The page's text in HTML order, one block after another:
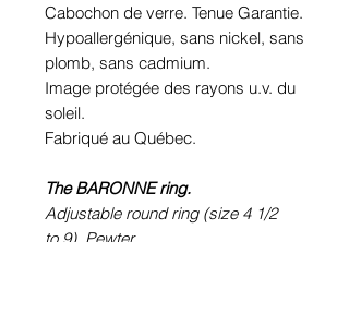
Cabochon de verre. Tenue Garantie.
Hypoallergénique, sans nickel, sans
plomb, sans cadmium.
Image protégée des rayons u.v. du
soleil.
Fabriqué au Québec.
The BARONNE ring.
Adjustable round ring (size 4 1/2
to 9). Pewter.